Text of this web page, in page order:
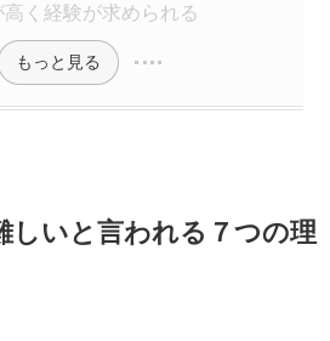
く経験が求められる
もっと見る
しいと言われる７つの理